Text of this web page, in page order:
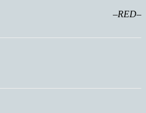
–RED–